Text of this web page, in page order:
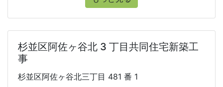
杉並区阿佐ヶ谷北 3 丁目共同住宅新築工
事
杉並区阿佐ヶ谷北三丁目 481 番 1